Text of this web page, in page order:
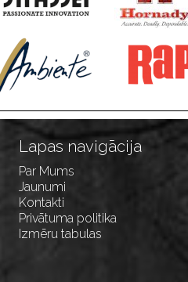
Lapas navigācija
Par Mums
Jaunumi
Kontakti
Privātuma politika
Izmēru tabulas